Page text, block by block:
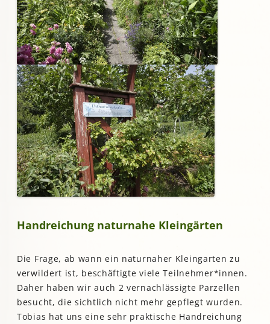
Handreichung naturnahe Kleingärten
Die Frage, ab wann ein naturnaher Kleingarten zu
verwildert ist, beschäftigte viele Teilnehmer*innen.
Daher haben wir auch 2 vernachlässigte Parzellen
besucht, die sichtlich nicht mehr gepflegt wurden.
Tobias hat uns eine sehr praktische Handreichung